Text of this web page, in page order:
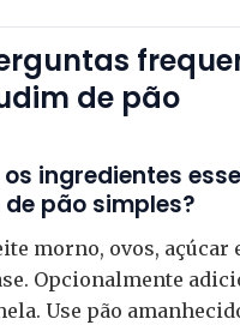
de pão
ingredientes
pão simples?
morno, ovos, açúcar
Opcionalmente
Use pão